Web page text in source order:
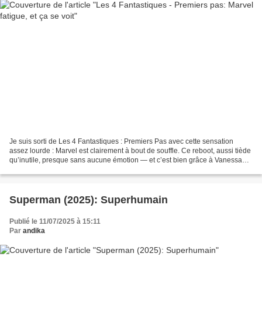
Je suis sorti de Les 4 Fantastiques : Premiers Pas avec cette sensation
assez lourde : Marvel est clairement à bout de souffle. Ce reboot, aussi tiède
qu’inutile, presque sans aucune émotion — et c’est bien grâce à Vanessa
Superman (2025): Superhumain
Publié le 11/07/2025 à 15:11
Par andika